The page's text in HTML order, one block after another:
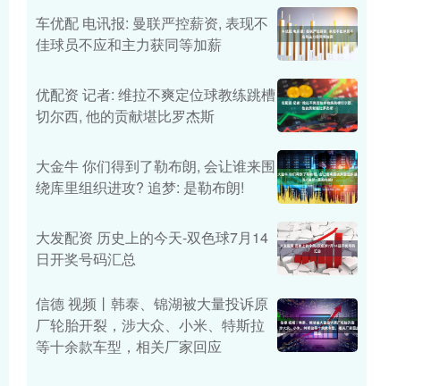
车优配 电讯报: 曼联严控薪资, 表现不
佳球员不应和主力获同等加薪
优配资 记者: 维拉不爽定位球教练跳槽
切尔西, 他的贡献堪比罗杰斯
大金牛 你们得到了勒布朗, 会让谁来围
绕库里组织进攻? 追梦: 是勒布朗!
大发配资 历史上的今天-双色球7月14
日开奖号码汇总
信德 视频丨韩泰、锦湖被大量投诉原
厂轮胎开裂，涉大众、小米、特斯拉
等十余款车型，相关厂家回应